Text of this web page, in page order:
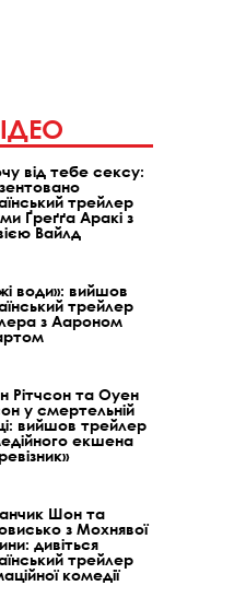
від тебе сексу:
трейлер
Ґреґґа Аракі з
Вайлд
води»: вийшов
трейлер
з Аароном
Рітчсон та Оуен
у смертельній
вийшов трейлер
екшена
Шон та
з Мохнявої
дивіться
трейлер
комедії